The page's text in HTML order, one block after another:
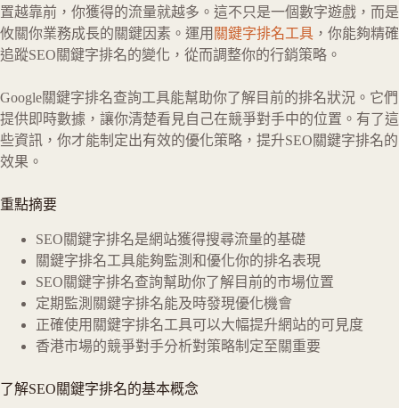
置越靠前，你獲得的流量就越多。這不只是一個數字遊戲，而是
攸關你業務成長的關鍵因素。運用 關鍵字排名工具 ，你能夠精確
追蹤SEO關鍵字排名的變化，從而調整你的行銷策略。
Google關鍵字排名查詢工具能幫助你了解目前的排名狀況。它們
提供即時數據，讓你清楚看見自己在競爭對手中的位置。有了這
些資訊，你才能制定出有效的優化策略，提升SEO關鍵字排名的
效果。
重點摘要
SEO關鍵字排名是網站獲得搜尋流量的基礎
關鍵字排名工具能夠監測和優化你的排名表現
SEO關鍵字排名查詢幫助你了解目前的市場位置
定期監測關鍵字排名能及時發現優化機會
正確使用關鍵字排名工具可以大幅提升網站的可見度
香港市場的競爭對手分析對策略制定至關重要
了解SEO關鍵字排名的基本概念